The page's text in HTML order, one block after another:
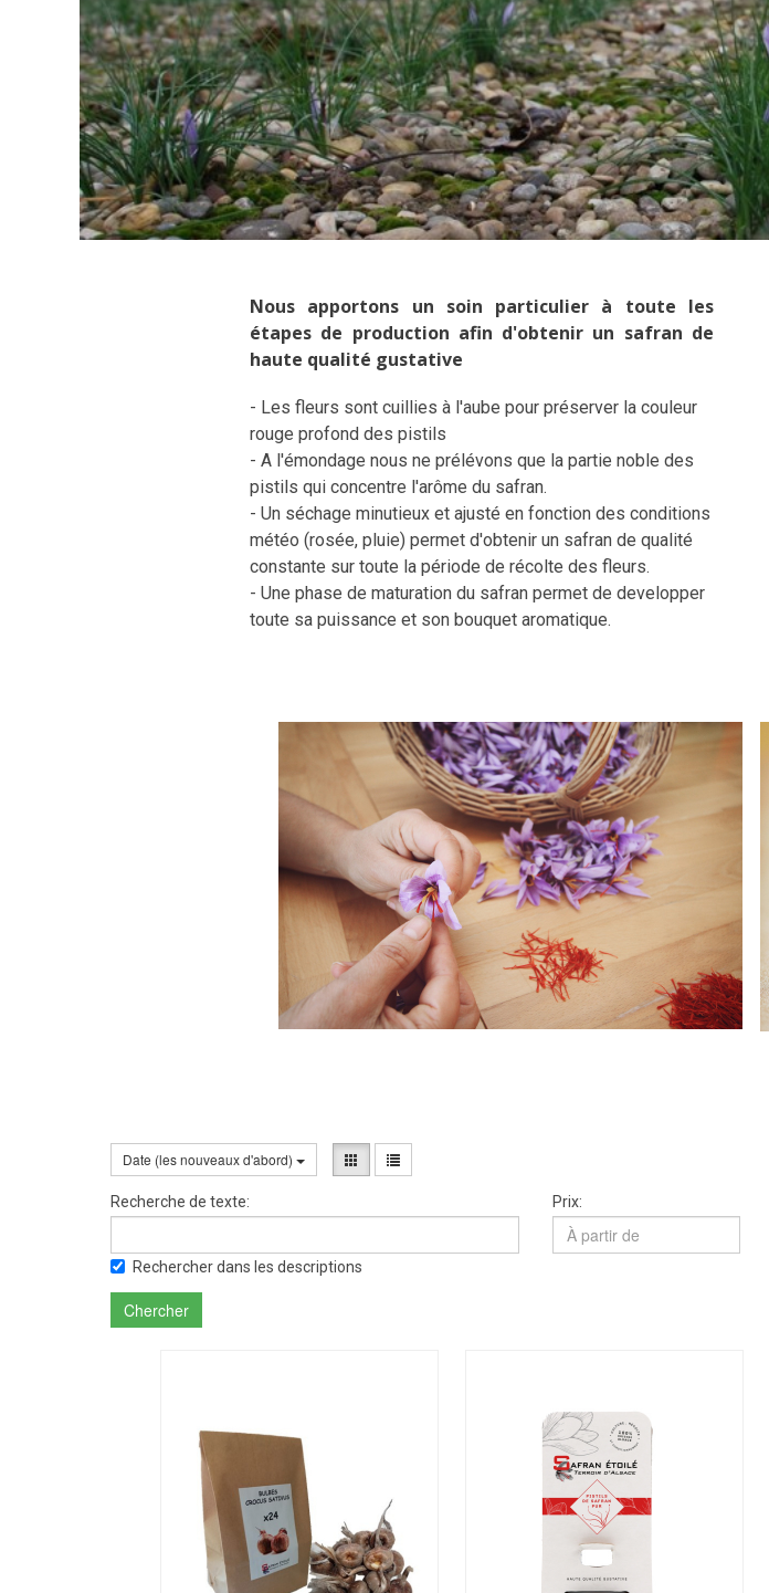
Nous apportons un soin particulier à toute les
étapes de production afin d'obtenir un safran de
haute qualité gustative
- Les fleurs sont cuillies à l'aube pour préserver la couleur
rouge profond des pistils
- A l'émondage nous ne prélévons que la partie noble des
pistils qui concentre l'arôme du safran.
- Un séchage minutieux et ajusté en fonction des conditions
météo (rosée, pluie) permet d'obtenir un safran de qualité
constante sur toute la période de récolte des fleurs.
- Une phase de maturation du safran permet de developper
toute sa puissance et son bouquet aromatique.
Date (les nouveaux d'abord)
Recherche de texte:
Rechercher dans les descriptions
Prix:
Chercher